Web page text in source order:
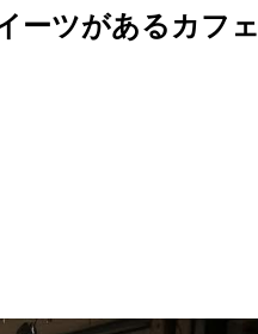
ーツがあるカフェ